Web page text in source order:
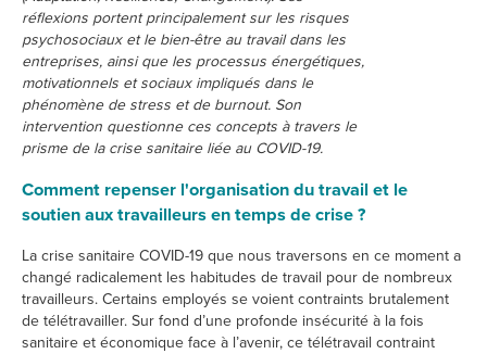
réflexions portent principalement sur les risques
psychosociaux et le bien-être au travail dans les
entreprises, ainsi que les processus énergétiques,
motivationnels et sociaux impliqués dans le
phénomène de stress et de burnout. Son
intervention questionne ces concepts à travers le
prisme de la crise sanitaire liée au COVID-19.
Comment repenser l'organisation du travail et le
soutien aux travailleurs en temps de crise ?
La crise sanitaire COVID-19 que nous traversons en ce moment a
changé radicalement les habitudes de travail pour de nombreux
travailleurs. Certains employés se voient contraints brutalement
de télétravailler. Sur fond d’une profonde insécurité à la fois
sanitaire et économique face à l’avenir, ce télétravail contraint